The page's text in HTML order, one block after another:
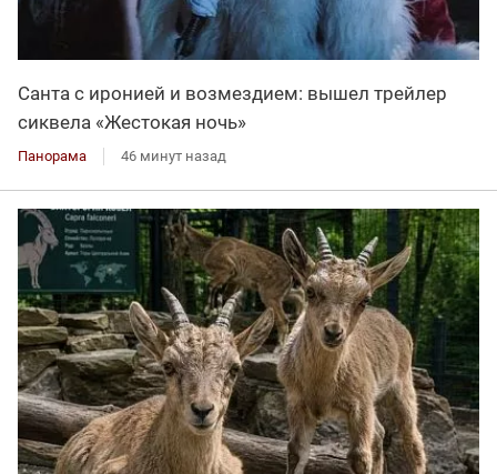
Санта с иронией и возмездием: вышел трейлер
сиквела «Жестокая ночь»
Панорама 46 минут назад